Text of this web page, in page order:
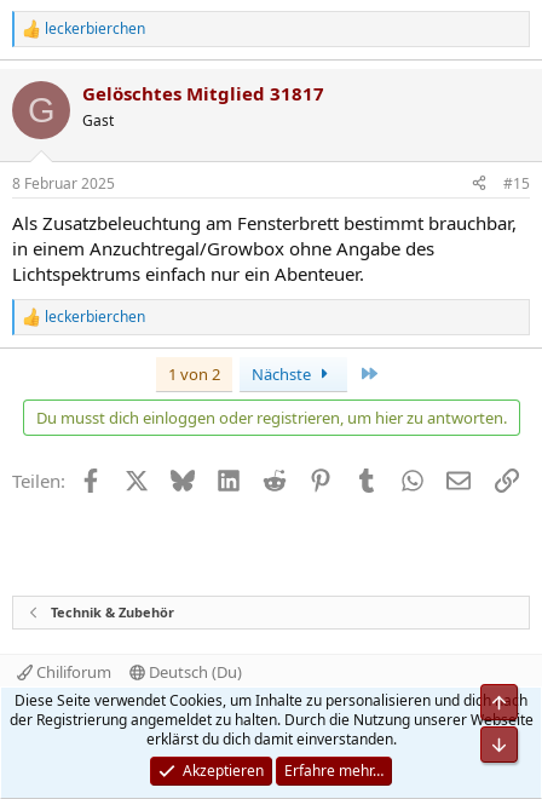
R
e
k
i
e
:
leckerbierchen
G Gelöschtes Mitglied 31817
Gast
8 Februar 2025 #15
Als Zusatzbeleuchtung am Fensterbrett bestimmt brauchbar,
in einem Anzuchtregal/Growbox ohne Angabe des
Lichtspektrums einfach nur ein Abenteuer.
R
e
t
o
e
leckerbierchen
1 von 2 Nächste
Du musst dich einloggen oder registrieren, um hier zu antworten.
Teilen: Facebook BlueskyLinkedIn
Reddit PinterestTumblr WhatsApp
E-Mail
Technik & Zubehör
Chiliforum
Deutsch (Du)
Kontakt
Nutzungsbedingungen
Datenschutz
Hilfe und Impressum
Start
R
S
Community platform by XenForo® © 2010-2026 XenForo Ltd.
Quality Add-Ons made withbyWMTech.
Diese Seite verwendet Cookies, um Inhalte zu personalisieren und dich nach
der Registrierung angemeldet zu halten. Durch die Nutzung unserer Webseite
erklärst du dich damit einverstanden.
Akzeptieren
Erfahre mehr…